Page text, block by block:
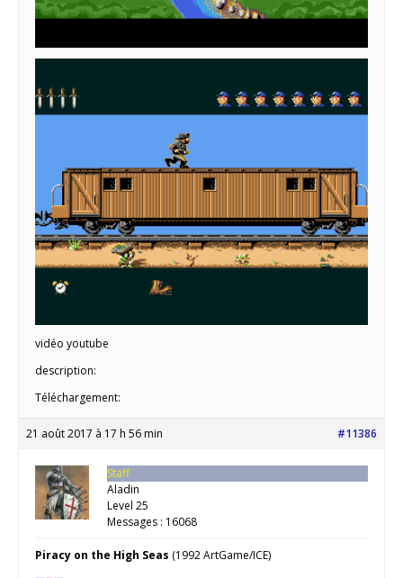
vidéo youtube
description:
Téléchargement:
21 août 2017 à 17 h 56 min #11386
Staff
Aladin
Level 25
Messages : 16068
Piracy on the High Seas (1992 ArtGame/ICE)